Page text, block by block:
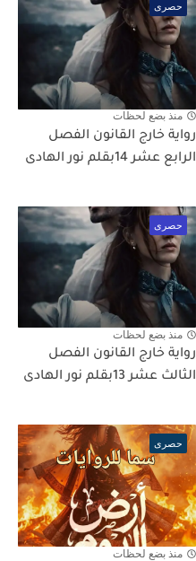
حصرى
منذ بضع لحظات
رواية خارج القانون الفصل
الرابع عشر 14بقلم نور الهادى
حصرى
منذ بضع لحظات
رواية خارج القانون الفصل
الثالث عشر 13بقلم نور الهادى
حصرى
منذ بضع لحظات